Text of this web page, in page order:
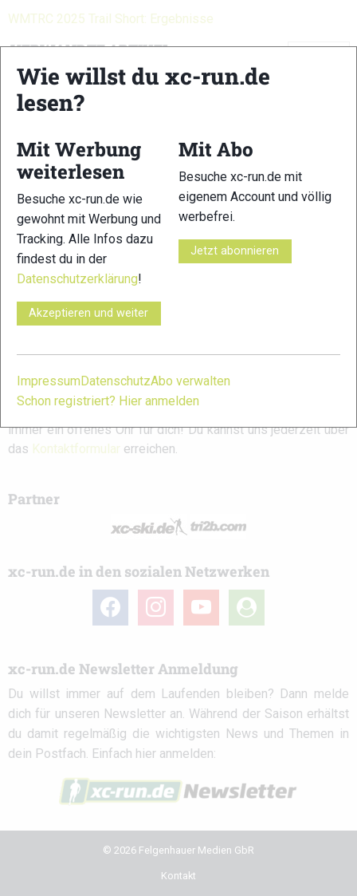
WMTRC 2025 Trail Short: Ergebnisse
VERWANDTE ARTIKEL
WMTRC 2025
Ergebnisse
WMTRC 2025 Trail
WMTRC 2025:
Zurück Weiter
Schreibe einen Kommentar
xc-run.de ist DAS deutschsprachige Trailrunning-Portal mit
Trailrunning-Community und allem was du sonst noch über
deine Lieblingssportart wissen solltest.
ObTrailrunning -Anfänger oder Profi-Sportler, wir haben
immer ein offenes Ohr für dich! Du kannst uns jederzeit über
das Kontaktformular erreichen.
Partner
xc-run.de in den sozialen Netzwerken
facebook instagramyoutube
user-
circle
xc-run.de Newsletter Anmeldung
Du willst immer auf dem Laufenden bleiben? Dann melde
dich für unseren Newsletter an. Während der Saison erhältst
du damit regelmäßig die wichtigsten News und Themen in
dein Postfach. Einfach hier anmelden:
© 2026 Felgenhauer Medien GbR
Kontakt
Wie willst du xc-run.de
lesen?
Mit Werbung
weiterlesen
Besuche xc-run.de wie
gewohnt mit Werbung und
Tracking. Alle Infos dazu
findest du in der
Datenschutzerklärung!
Akzeptieren und weiter
Mit Abo
Besuche xc-run.de mit
eigenem Account und völlig
werbefrei.
Jetzt abonnieren
Impressum DatenschutzAbo verwalten
Schon registriert? Hier anmelden